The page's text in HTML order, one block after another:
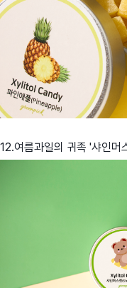
12.여름과일의 귀족 '샤인머